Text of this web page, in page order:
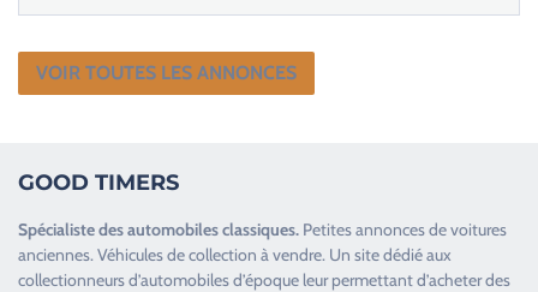
VOIR TOUTES LES ANNONCES
GOOD TIMERS
Spécialiste desautomobiles classiques. Petites annonces devoitures
anciennes.Véhicules de collection à vendre. Un site dédié aux
collectionneurs d’automobiles d’époque leur permettant d’acheter des